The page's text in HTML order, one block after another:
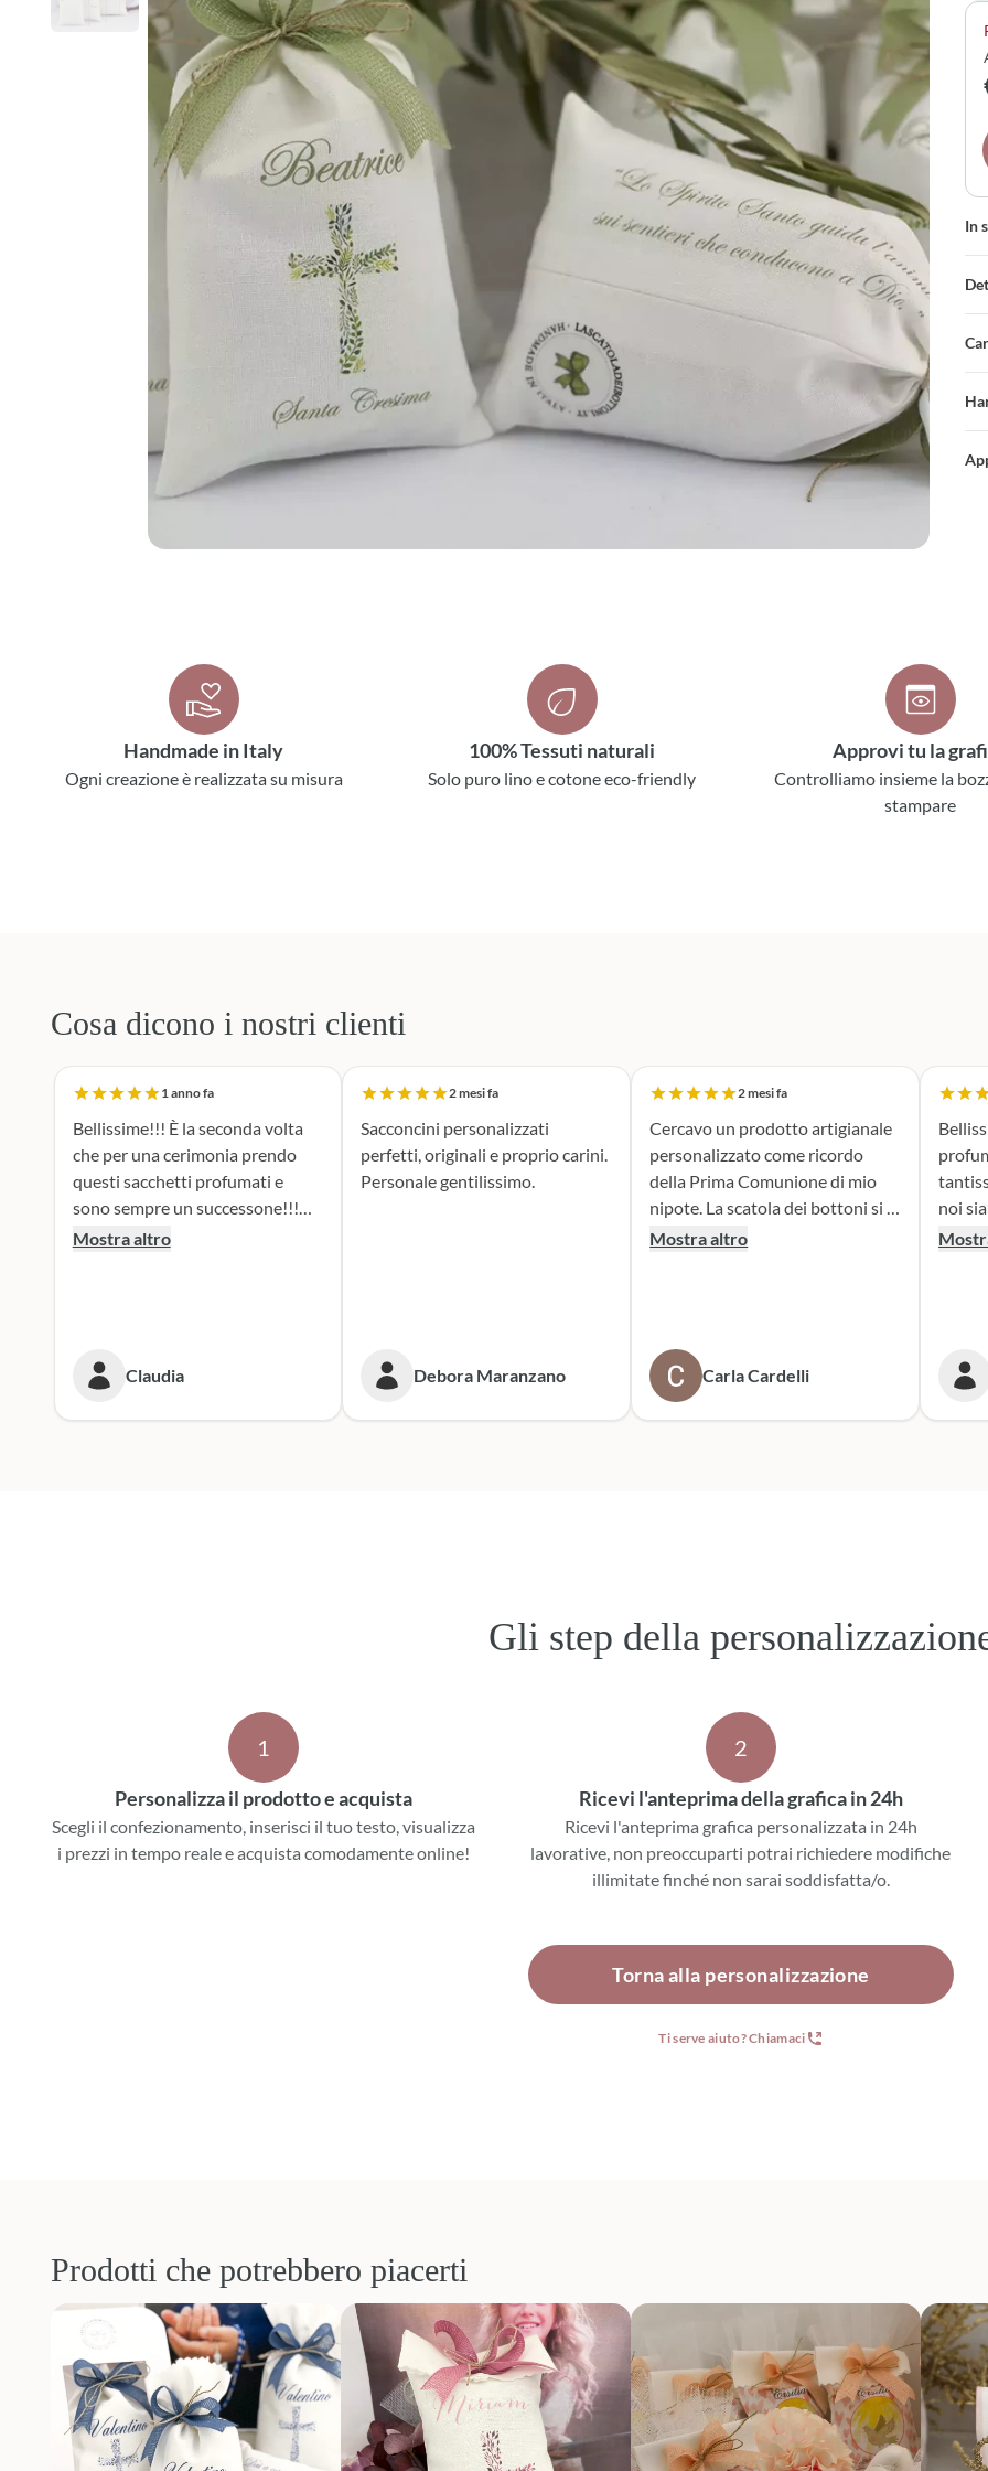
In
Handmade in Italy
Ogni creazione è realizzata su misura
100% Tessuti naturali
Solo puro lino e cotone eco-friendly
Approvi tu la
Controlliamo insieme la
stampare
Cosa dicono i nostri clienti
1 anno fa
Bellissime!!! È la seconda volta
che per una cerimonia prendo
questi sacchetti profumati e
sono sempre un successone!!!
Particolari ed eleganti!
Mostra altro
Claudia
2 mesi fa
Sacconcini personalizzati
perfetti, originali e proprio carini.
Personale gentilissimo.
Debora Maranzano
2 mesi fa
Cercavo un prodotto artigianale
personalizzato come ricordo
della Prima Comunione di mio
nipote. La scatola dei bottoni si è
rivelata la scelta perfetta. Il
tenero e accattivante e ne sono
entusiasta. Mi rivolgerò
sicuramente a loro per le
Mostra altro
Carla Cardelli
noi
Gli step della
1
Personalizza il prodotto e acquista
Scegli il confezionamento, inserisci il tuo testo, visualizza
i prezzi in tempo reale e acquista comodamente online!
2
Ricevi l'anteprima della grafica in 24h
Ricevi l'anteprima grafica personalizzata in 24h
lavorative, non preoccuparti potrai richiedere modifiche
illimitate finché non sarai soddisfatta/o.
Torna alla personalizzazione
Ti serve aiuto? Chiamaci
Prodotti che potrebbero piacerti